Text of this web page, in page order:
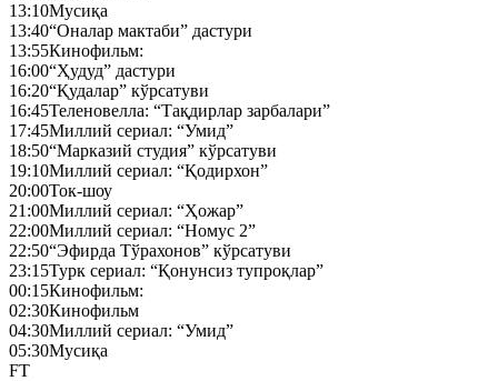
13:10Мусиқа
13:40“Оналар мактаби” дастури
13:55Кинофильм:
16:00“Ҳудуд” дастури
16:20“Қудалар” кўрсатуви
16:45Теленовелла: “Тақдирлар зарбалари”
17:45Миллий сериал: “Умид”
18:50“Марказий студия” кўрсатуви
19:10Миллий сериал: “Қодирхон”
20:00Ток-шоу
21:00Миллий сериал: “Ҳожар”
22:00Миллий сериал: “Номус 2”
22:50“Эфирда Тўрахонов” кўрсатуви
23:15Турк сериал: “Қонунсиз тупроқлар”
00:15Кинофильм:
02:30Кинофильм
04:30Миллий сериал: “Умид”
05:30Мусиқа
FT